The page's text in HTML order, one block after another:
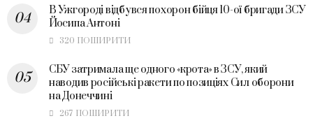
В Ужгороді відбувся похорон бійця 10-ої бригади ЗСУ
Йосипа Антоні
320 ПОШИРИТИ
СБУ затримала ще одного «крота» в ЗСУ, який
наводив російські ракети по позиціях Сил оборони
на Донеччині
267 ПОШИРИТИ